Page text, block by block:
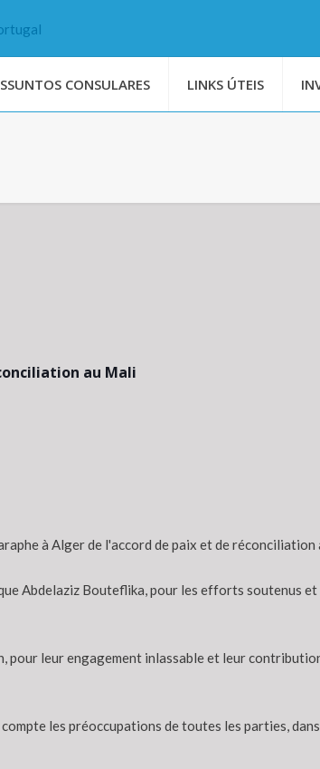
CONSULARES LINKS ÚTEIS
au Mali
à Alger de l'accord de paix et de réconciliation
Abdelaziz Bouteflika, pour les efforts soutenus
leur engagement inlassable et leur
les préoccupations de toutes les parties,